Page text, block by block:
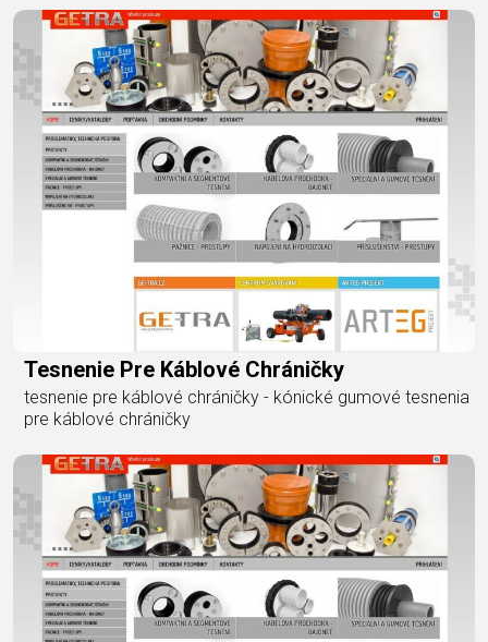
Tesnenie Pre Káblové Chráničky
tesnenie pre káblové chráničky - kónické gumové tesnenia
pre káblové chráničky